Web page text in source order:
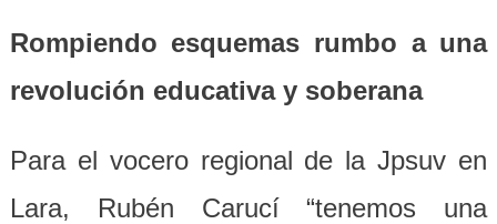
Rompiendo esquemas rumbo a una
revolución educativa y soberana
Para el vocero regional de la Jpsuv en
Lara, Rubén Carucí “tenemos una